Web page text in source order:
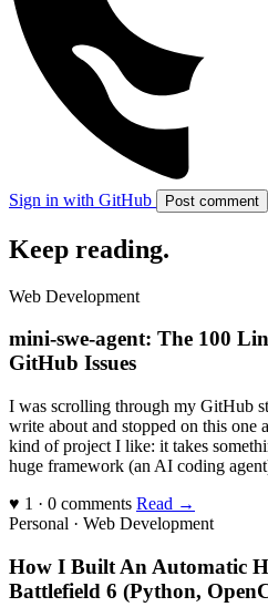
Sign in with GitHub Post comment
Keep reading.
Web Development
mini-swe-agent: The 100
GitHub Issues
I was scrolling through my GitHub
write about and stopped on this one
kind of project I like: it takes
huge framework (an AI coding
♥ 1 · 0 comments Read →
Personal · Web Development
How I Built An Automatic
Battlefield 6 (Python,